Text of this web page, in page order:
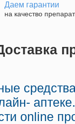
Даем гарантии
на качество
online